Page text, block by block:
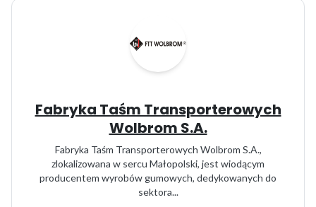
Fabryka Taśm Transporterowych
Wolbrom S.A.
Fabryka Taśm Transporterowych Wolbrom S.A.,
zlokalizowana w sercu Małopolski, jest wiodącym
producentem wyrobów gumowych, dedykowanych do
sektora...